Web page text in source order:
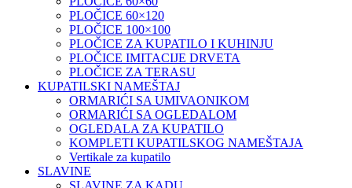
PLOČICE 60×120
PLOČICE 100×100
PLOČICE ZA KUPATILO I KUHINJU
PLOČICE IMITACIJE DRVETA
PLOČICE ZA TERASU
KUPATILSKI NAMEŠTAJ
ORMARIĆI SA UMIVAONIKOM
ORMARIĆI SA OGLEDALOM
OGLEDALA ZA KUPATILO
KOMPLETI KUPATILSKOG NAMEŠTAJA
Vertikale za kupatilo
SLAVINE
SLAVINE ZA KADU